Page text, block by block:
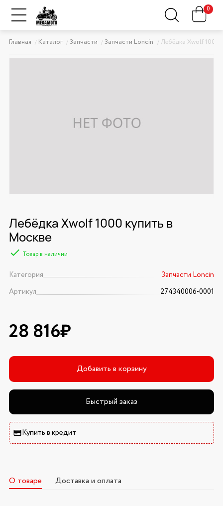
0
Главная Каталог Запчасти Запчасти Loncin Лебёдка Xwolf 1000
Лебёдка Xwolf 1000 купить в
Москве
Товар в наличии
Категория
Запчасти Loncin
Артикул
274340006-0001
28 816₽
Добавить в корзину
Быстрый заказ
Купить в кредит
О товаре Доставка и оплата